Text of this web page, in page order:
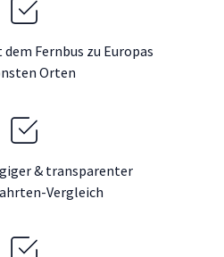
Fernbus zu Europas
Orten
& transparenter
Vergleich